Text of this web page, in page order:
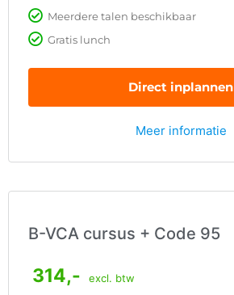
Meerdere talen beschikbaar
Gratis lunch
Direct inplannen
Meer informatie
B-VCA cursus + Code 95
314,- excl. btw